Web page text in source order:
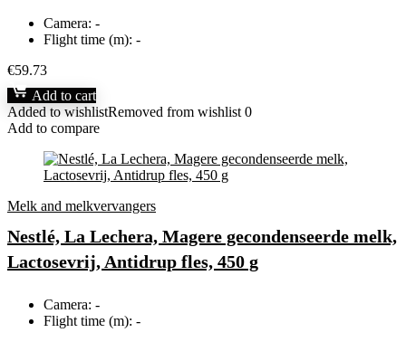
Camera: -
Flight time (m): -
€59.73
Add to cart
Added to wishlistRemoved from wishlist 0
Add to compare
Melk and melkvervangers
Nestlé, La Lechera, Magere gecondenseerde melk,
Lactosevrij, Antidrup fles, 450 g
Camera: -
Flight time (m): -